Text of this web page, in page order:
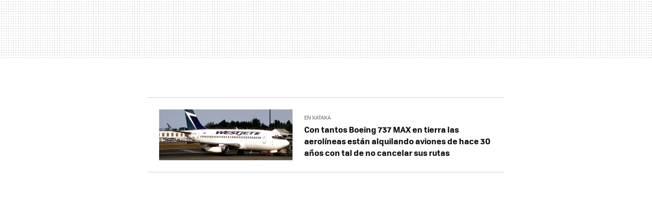
EN XATAKA
Con tantos Boeing 737 MAX en tierra las
aerolíneas están alquilando aviones de hace 30
años con tal de no cancelar sus rutas